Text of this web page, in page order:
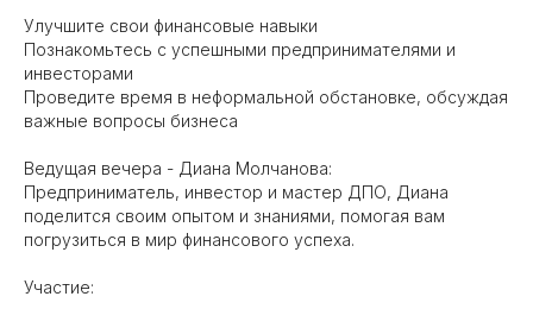
Улучшите свои финансовые навыки
Познакомьтесь с успешными предпринимателями и
инвесторами
Проведите время в неформальной обстановке, обсуждая
важные вопросы бизнеса
Ведущая вечера - Диана Молчанова:
Предприниматель, инвестор и мастер ДПО, Диана
поделится своим опытом и знаниями, помогая вам
погрузиться в мир финансового успеха.
Участие: